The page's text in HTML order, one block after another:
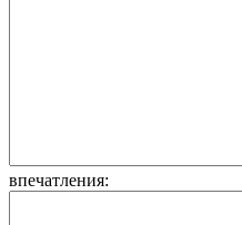
впечатления: